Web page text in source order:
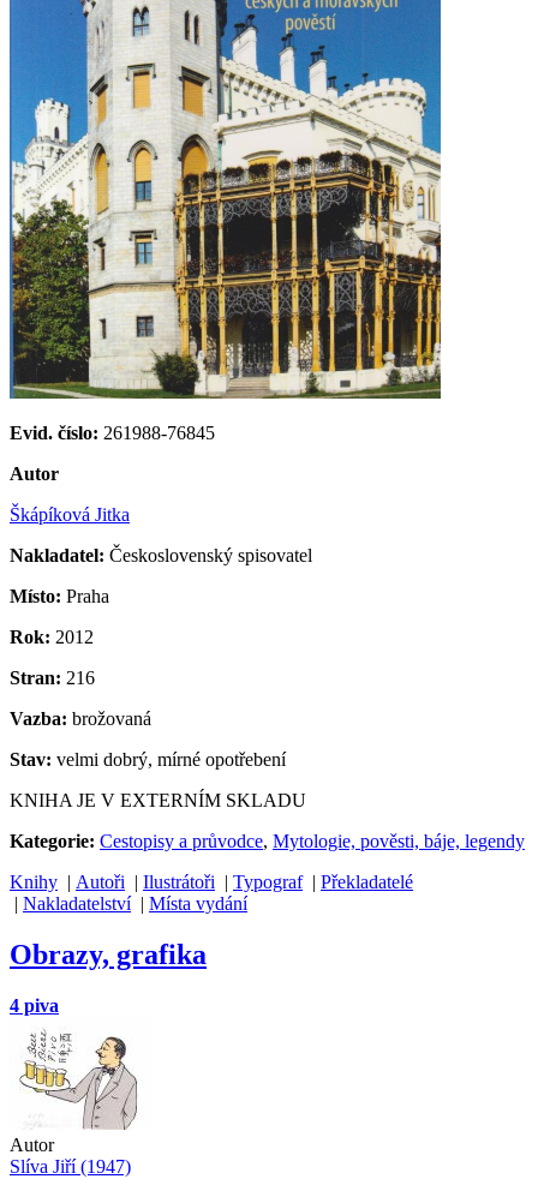
Evid. číslo: 261988-76845
Autor
Škápíková Jitka
Nakladatel: Československý spisovatel
Místo: Praha
Rok: 2012
Stran: 216
Vazba: brožovaná
Stav: velmi dobrý, mírné opotřebení
KNIHA JE V EXTERNÍM SKLADU
Kategorie: Cestopisy a průvodce, Mytologie, pověsti, báje, legendy
Knihy | Autoři | Ilustrátoři | Typograf| Překladatelé
| Nakladatelství| Místa vydání
Obrazy, grafika
4 piva
Autor
Slíva Jiří (1947)